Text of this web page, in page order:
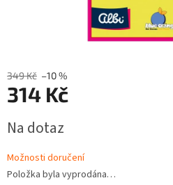
349 Kč –10 %
314 Kč
cena:
Na dotaz
Možnosti doručení
Položka byla vyprodána…